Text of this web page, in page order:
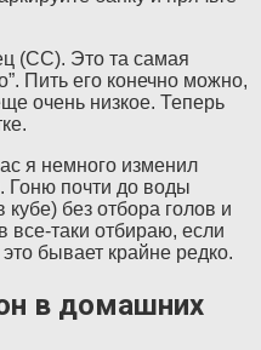
(СС). Это та самая
Пить его конечно можно,
очень низкое. Теперь
я немного изменил
Гоню почти до воды
без отбора голов и
все-таки отбираю, если
бывает крайне редко.
в домашних